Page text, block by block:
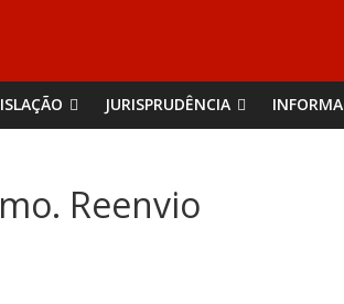
JURISPRUDÊNCIA
Reenvio